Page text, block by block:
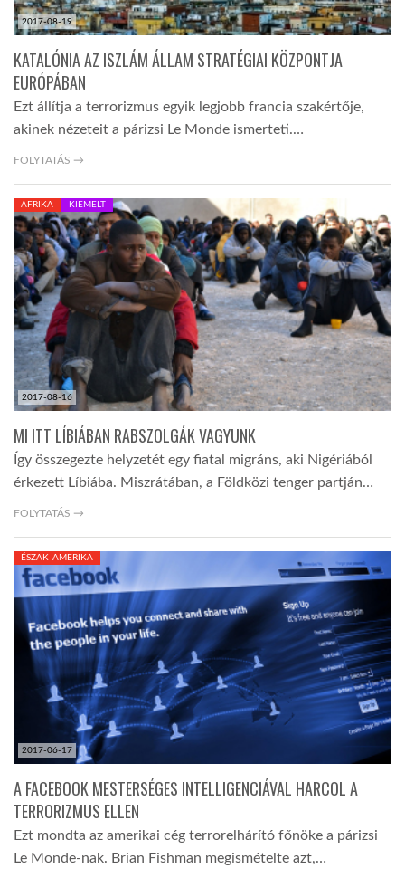
2017-08-19
KATALÓNIA AZ ISZLÁM ÁLLAM STRATÉGIAI KÖZPONTJA
EURÓPÁBAN
Ezt állítja a terrorizmus egyik legjobb francia szakértője,
akinek nézeteit a párizsi Le Monde ismerteti.…
FOLYTATÁS →
2017-08-16
AFRIKA KIEMELT
MI ITT LÍBIÁBAN RABSZOLGÁK VAGYUNK
Így összegezte helyzetét egy fiatal migráns, aki Nigériából
érkezett Líbiába. Miszrátában, a Földközi tenger partján…
FOLYTATÁS →
2017-06-17
ÉSZAK-AMERIKA
A FACEBOOK MESTERSÉGES INTELLIGENCIÁVAL HARCOL A
TERRORIZMUS ELLEN
Ezt mondta az amerikai cég terrorelhárító főnöke a párizsi
Le Monde-nak. Brian Fishman megismételte azt,…